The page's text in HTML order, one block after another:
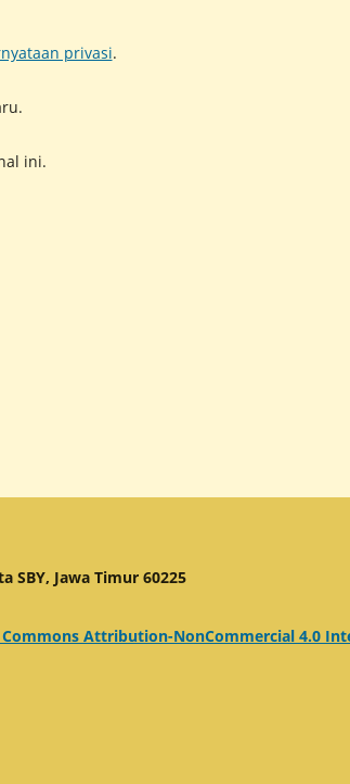
privasi.
ini.
SBY, Jawa Timur 60225
Attribution-NonCommercial 4.0